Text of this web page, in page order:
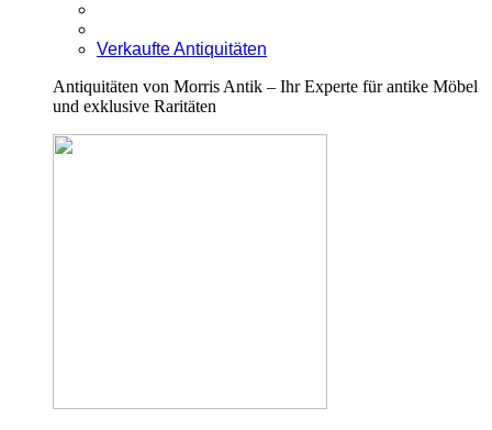
Verkaufte Antiquitäten
Antiquitäten von Morris Antik – Ihr Experte für antike Möbel
und exklusive Raritäten